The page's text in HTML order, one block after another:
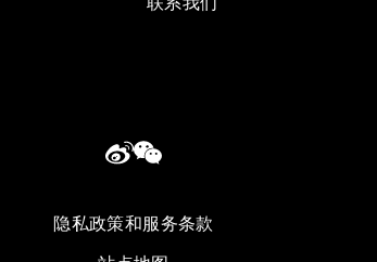
隐私政策和服务条款